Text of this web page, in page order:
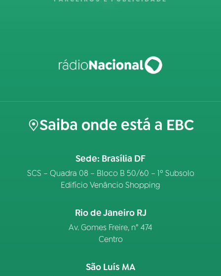
Saiba onde está a EBC
Sede: Brasília DF
SCS – Quadra 08 – Bloco B 50/60 – 1º Subsolo
Edifício Venâncio Shopping
Rio de Janeiro RJ
Av. Gomes Freire, n° 474
Centro
São Luís MA